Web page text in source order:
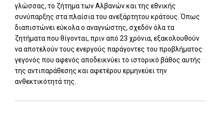
γλώσσας, το ζήτημα των Αλβανών και της εθνικής
συνύπαρξης στα πλαίσια του ανεξάρτητου κράτους. Όπως
διαπιστώνει εύκολα ο αναγνώστης, σχεδόν όλα τα
ζητήματα που θίγονται, πριν από 23 χρόνια, εξακολουθούν
να αποτελούν τους ενεργούς παράγοντες του προβλήματος·
γεγονός που αφενός αποδεικνύει το ιστορικό βάθος αυτής
της αντιπαράθεσης και αφετέρου ερμηνεύει την
ανθεκτικότητά της.